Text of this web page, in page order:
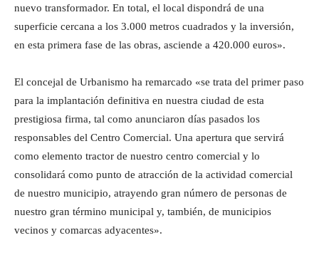
nuevo transformador. En total, el local dispondrá de una
superficie cercana a los 3.000 metros cuadrados y la inversión,
en esta primera fase de las obras, asciende a 420.000 euros».
El concejal de Urbanismo ha remarcado «se trata del primer paso
para la implantación definitiva en nuestra ciudad de esta
prestigiosa firma, tal como anunciaron días pasados los
responsables del Centro Comercial. Una apertura que servirá
como elemento tractor de nuestro centro comercial y lo
consolidará como punto de atracción de la actividad comercial
de nuestro municipio, atrayendo gran número de personas de
nuestro gran término municipal y, también, de municipios
vecinos y comarcas adyacentes».